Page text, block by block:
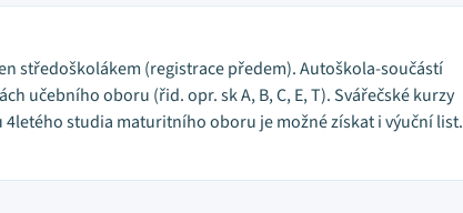
středoškolákem (registrace předem). Autoškola-součástí
učebního oboru (řid. opr. sk A, B, C, E, T). Svářečské kurzy
studia maturitního oboru je možné získat i výuční list.